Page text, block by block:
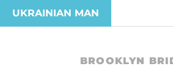
UKRAINIAN MAN
BROOKLYN